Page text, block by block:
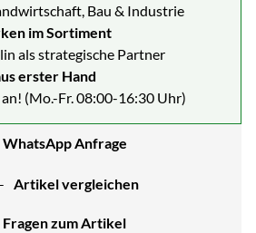
Bau & Industrie
im Sortiment
als strategische Partner
erster Hand
an! (Mo.-Fr. 08:00-16:30 Uhr)
WhatsApp Anfrage
Artikel vergleichen
Fragen zum Artikel